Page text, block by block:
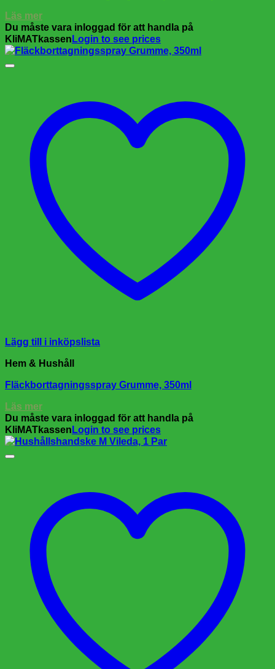
Läs mer
Du måste vara inloggad för att handla på
KliMATkassen Login to see prices
Lägg till i inköpslista
Hem & Hushåll
Fläckborttagningsspray Grumme, 350ml
Läs mer
Du måste vara inloggad för att handla på
KliMATkassen Login to see prices